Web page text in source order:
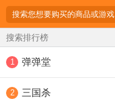
搜索排行榜
1 弹弹堂
2 三国杀